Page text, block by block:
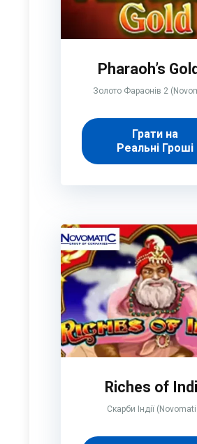
Pharaoh’s
Золото Фараонів 2
Грати на
Реальні Гроші
Riches of
Скарби Індії